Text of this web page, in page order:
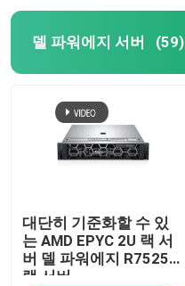
델 파워에지 서버 (59)
대단히 기준화할 수 있
는 AMD EPYC 2U 랙 서
버 델 파워에지 R7525
랙 서버